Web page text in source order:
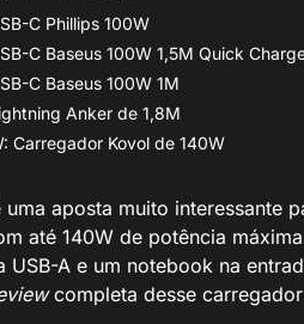
C Phillips 100W
C Baseus 100W 1,5M Quick
C Baseus 100W 1M
Anker de 1,8M
Carregador Kovol de 140W
uma aposta muito interessante
até 140W de potência
USB-A e um notebook na
completa desse